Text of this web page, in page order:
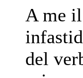
A me
del